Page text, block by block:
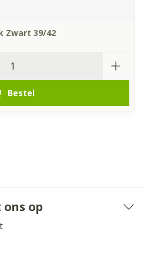
Zwart 39/42
Bestel
op